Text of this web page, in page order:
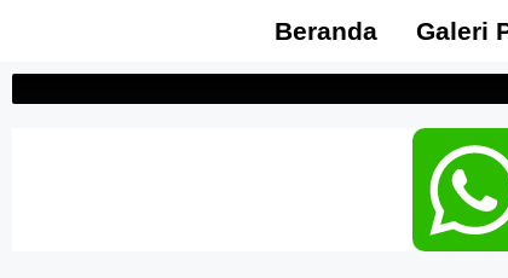
Beranda Galeri